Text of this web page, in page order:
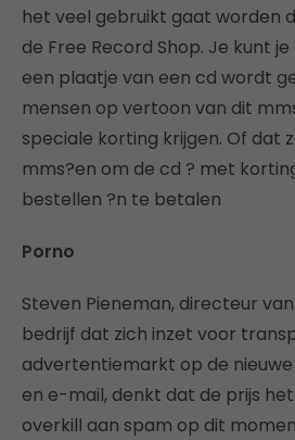
het veel gebruikt gaat worden
de Free Record Shop. Je kunt
een plaatje van een cd wordt
mensen op vertoon van dit
speciale korting krijgen. Of dat
mms?en om de cd ? met
bestellen ?n te betalen
Porno
Steven Pieneman, directeur
bedrijf dat zich inzet voor
advertentiemarkt op de nieuwe
en e-mail, denkt dat de prijs
overkill aan spam op dit